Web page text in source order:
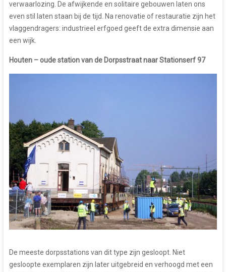
verwaarlozing. De afwijkende en solitaire gebouwen laten ons
even stil laten staan bij de tijd. Na renovatie of restauratie zijn het
vlaggendragers: industrieel erfgoed geeft de extra dimensie aan
een wijk.
Houten – oude station van de Dorpsstraat naar Stationserf 97
De meeste dorpsstations van dit type zijn gesloopt. Niet
gesloopte exemplaren zijn later uitgebreid en verhoogd met een